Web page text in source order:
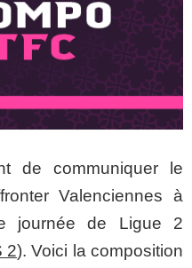
de communiquer le
Valenciennes à
journée de Ligue 2
2). Voici la composition